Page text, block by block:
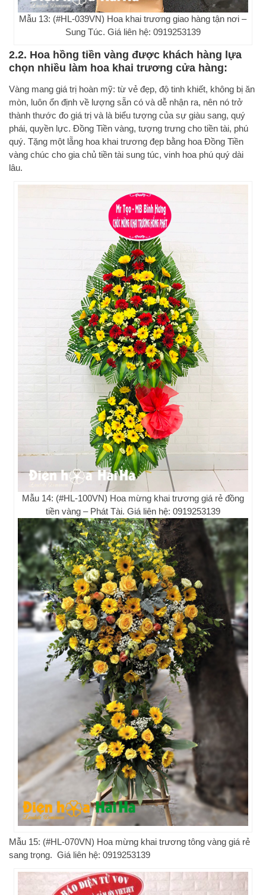
Mẫu 13: (#HL-039VN) Hoa khai trương giao hàng tận nơi –
Sung Túc. Giá liên hệ: 0919253139
2.2. Hoa hồng tiền vàng được khách hàng lựa
chọn nhiều làm hoa khai trương cửa hàng:
Vàng mang giá trị hoàn mỹ: từ vẻ đẹp, độ tinh khiết, không bị ăn
mòn, luôn ổn định về lượng sẵn có và dễ nhận ra, nên nó trở
thành thước đo giá trị và là biểu tượng của sự giàu sang, quý
phái, quyền lực. Đồng Tiền vàng, tượng trưng cho tiền tài, phú
quý. Tặng một lẵng hoa khai trương đẹp bằng hoa Đồng Tiền
vàng chúc cho gia chủ tiền tài sung túc, vinh hoa phú quý dài
lâu.
Mẫu 14: (#HL-100VN) Hoa mừng khai trương giá rẻ đồng
tiền vàng – Phát Tài. Giá liên hệ: 0919253139
Mẫu 15: (#HL-070VN) Hoa mừng khai trương tông vàng giá rẻ
sang trọng. Giá liên hệ: 0919253139